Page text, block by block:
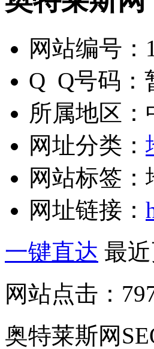
网站编号：
Q Q号码：
所属地区：
网址分类：
网站标签：
网址链接：
一键直达 最
网站点击：
奥特莱斯网